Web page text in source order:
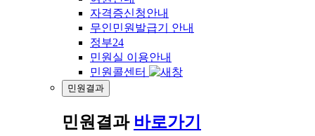
자격증신청안내
무인민원발급기 안내
정부24
민원실 이용안내
민원콜센터
민원결과
민원결과 바로가기